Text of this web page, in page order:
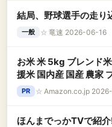
結局、野球選手の走り
一般 ☆ 竜速 2026-06-16
お米 米 5kg ブレンド
援米 国内産 国産 農家
PR ☆ Amazon.co.jp
ほんまでっかTVで紹